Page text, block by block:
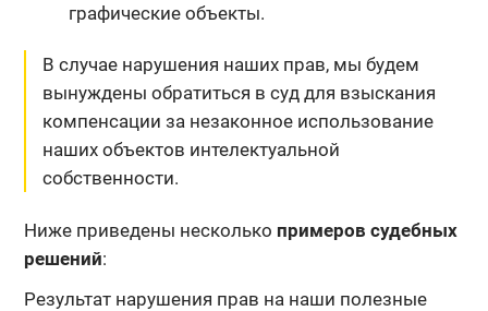
графические объекты.
В случае нарушения наших прав, мы будем
вынуждены обратиться в суд для взыскания
компенсации за незаконное использование
наших объектов интелектуальной
собственности.
Ниже приведены несколько примеров судебных
решений:
Результат нарушения прав на наши полезные